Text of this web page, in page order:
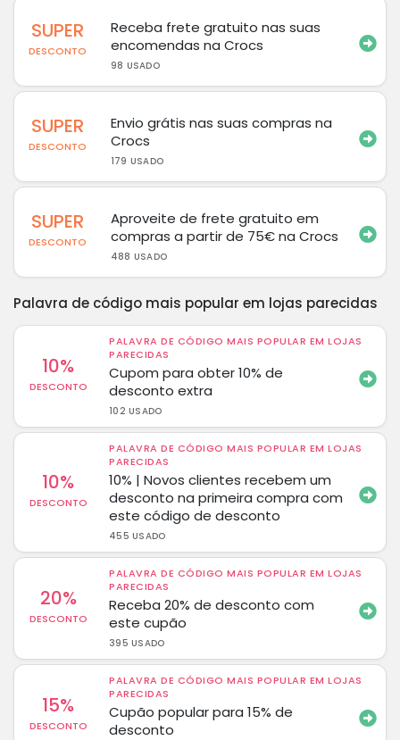
SUPER
DESCONTO
Receba frete gratuito nas suas
encomendas na Crocs
98 USADO
SUPER
DESCONTO
Envio grátis nas suas compras na
Crocs
179 USADO
SUPER
DESCONTO
Aproveite de frete gratuito em
compras a partir de 75€ na Crocs
488 USADO
Palavra de código mais popular em lojas parecidas
10%
DESCONTO
PALAVRA DE CÓDIGO MAIS POPULAR EM LOJAS
PARECIDAS
Cupom para obter 10% de
desconto extra
102 USADO
10%
DESCONTO
PALAVRA DE CÓDIGO MAIS POPULAR EM LOJAS
PARECIDAS
10% | Novos clientes recebem um
desconto na primeira compra com
este código de desconto
455 USADO
20%
DESCONTO
PALAVRA DE CÓDIGO MAIS POPULAR EM LOJAS
PARECIDAS
Receba 20% de desconto com
este cupão
395 USADO
15%
DESCONTO
PALAVRA DE CÓDIGO MAIS POPULAR EM LOJAS
PARECIDAS
Cupão popular para 15% de
desconto